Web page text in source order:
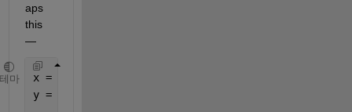
aps
this
—
테마
x = [linspace(0, 10,
y =